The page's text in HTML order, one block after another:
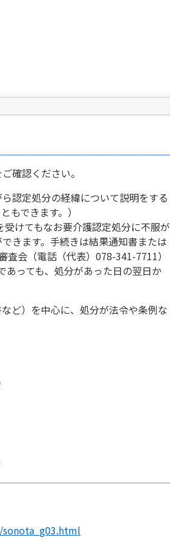
確認ください。
認定処分の経緯について説明をする
もできます。）
けてもなお要介護認定処分に不服が
きます。手続きは結果通知書または
会（電話（代表）078-341-7711）
あっても、処分があった日の翌日か
ど）を中心に、処分が法令や条例な
を行います。